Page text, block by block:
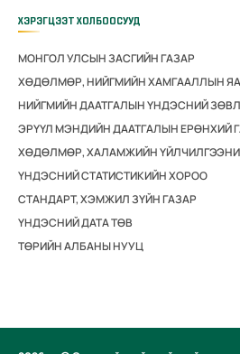
ХЭРЭГЦЭЭТ ХОЛБООСУУД
МОНГОЛ УЛСЫН ЗАСГИЙН ГАЗАР
ХӨДӨЛМӨР, НИЙГМИЙН ХАМГААЛЛЫН
НИЙГМИЙН ДААТГАЛЫН ҮНДЭСНИЙ
ЭРҮҮЛ МЭНДИЙН ДААТГАЛЫН ЕРӨНХИЙ
ХӨДӨЛМӨР, ХАЛАМЖИЙН
ҮНДЭСНИЙ СТАТИСТИКИЙН ХОРОО
СТАНДАРТ, ХЭМЖИЛ ЗҮЙН ГАЗАР
ҮНДЭСНИЙ ДАТА ТӨВ
ТӨРИЙН АЛБАНЫ НУУЦ